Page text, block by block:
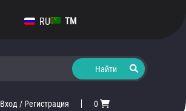
RU TM
Вход/ Регистрация 0